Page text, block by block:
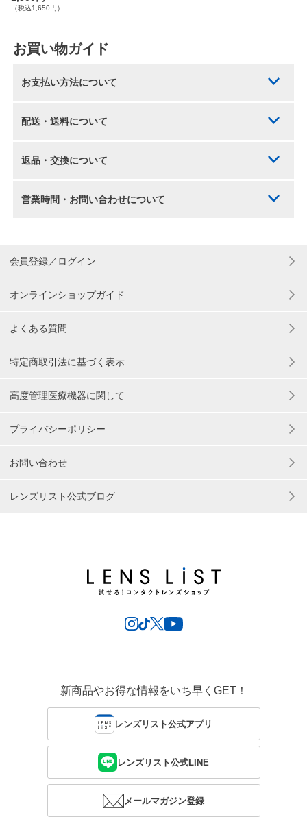
（税込1,650円）
お買い物ガイド
お支払い方法について
配送・送料について
返品・交換について
営業時間・お問い合わせについて
会員登録／ログイン
オンラインショップガイド
よくある質問
特定商取引法に基づく表示
高度管理医療機器に関して
プライバシーポリシー
お問い合わせ
レンズリスト公式ブログ
新商品やお得な情報をいち早くGET！
レンズリスト公式アプリ
レンズリスト公式LINE
メールマガジン登録